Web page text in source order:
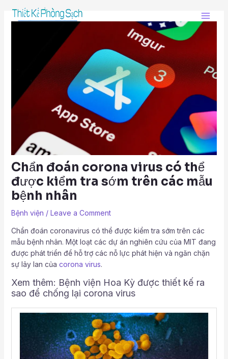
Chẩn đoán corona virus có thể
được kiểm tra sớm trên các mẫu
bệnh nhân
Bệnh viện / Leave a Comment
Chẩn đoán coronavirus có thể được kiểm tra sớm trên các
mẫu bệnh nhân. Một loạt các dự án nghiên cứu của MIT đang
được phát triển để hỗ trợ các nỗ lực phát hiện và ngăn chặn
sự lây lan của corona virus.
Xem thêm: Bệnh viện Hoa Kỳ được thiết kế ra
sao để chống lại corona virus
navigation